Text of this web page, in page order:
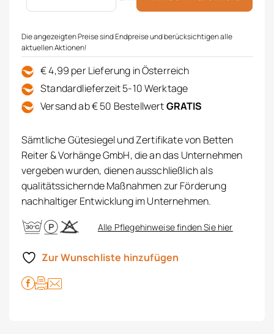
Die angezeigten Preise sind Endpreise und berücksichtigen alle
aktuellen Aktionen!
€ 4,99 per Lieferung in Österreich
Standardlieferzeit 5-10 Werktage
Versand ab € 50 BestellwertGRATIS
Sämtliche Gütesiegel und Zertifikate von Betten
Reiter & Vorhänge GmbH, die an das Unternehmen
vergeben wurden, dienen ausschließlich als
qualitätssichernde Maßnahmen zur Förderung
nachhaltiger Entwicklung im Unternehmen.
Alle Pflegehinweise finden Sie hier
Zur Wunschliste hinzufügen